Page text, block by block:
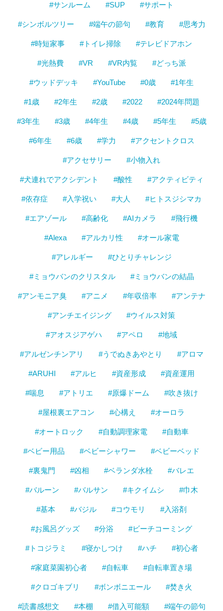
#サンルーム #SUP #サポート
#シンボルツリー #端午の節句 #教育 #思考力
#時短家事 #トイレ掃除 #テレビドアホン
#光熱費 #VR #VR内覧 #どっち派
#ウッドデッキ #YouTube #0歳 #1年生
#1歳 #2年生 #2歳 #2022 #2024年問題
#3年生 #3歳 #4年生 #4歳 #5年生 #5歳
#6年生 #6歳 #学力 #アクセントクロス
#アクセサリー #小物入れ
#犬連れでアクシデント #酸性 #アクティビティ
#依存症 #入学祝い #大人 #ヒトスジシマカ
#エアゾール #高齢化 #AIカメラ #飛行機
#Alexa #アルカリ性 #オール家電
#アレルギー #ひとりチャレンジ
#ミョウバンのクリスタル #ミョウバンの結晶
#アンモニア臭 #アニメ #年収倍率 #アンテナ
#アンチエイジング #ウイルス対策
#アオスジアゲハ #アペロ #地域
#アルゼンチンアリ #うでぬきあやとり #アロマ
#ARUHI #アルヒ #資産形成 #資産運用
#喘息 #アトリエ #原爆ドーム #吹き抜け
#屋根裏エアコン #心構え #オーロラ
#オートロック #自動調理家電 #自動車
#ベビー用品 #ベビーシャワー #ベビーベッド
#裏鬼門 #凶相 #ベランダ水栓 #バレエ
#バルーン #バルサン #キクイムシ #巾木
#基本 #バジル #コウモリ #入浴剤
#お風呂グッズ #分浴 #ビーチコーミング
#トコジラミ #寝かしつけ #ハチ #初心者
#家庭菜園初心者 #自転車 #自転車置き場
#クロゴキブリ #ボンボニエール #焚き火
#読書感想文 #本棚 #借入可能額 #端午の節句